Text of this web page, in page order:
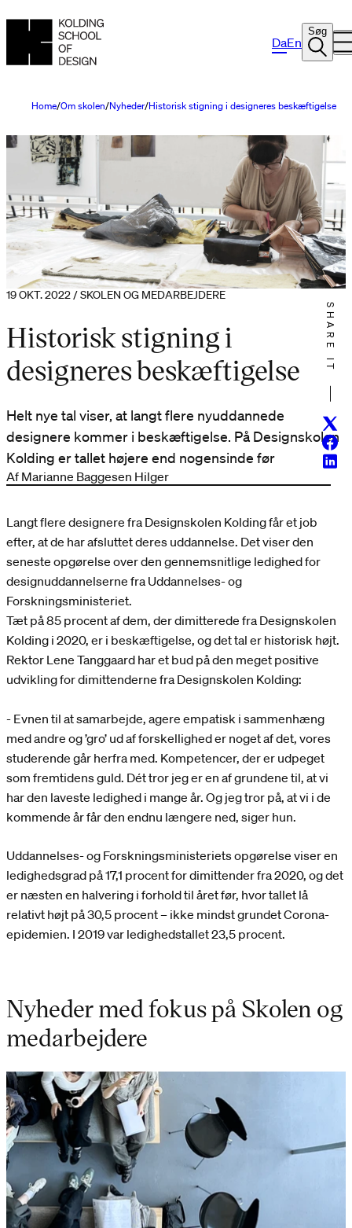
DaEn
Søg
Home Om skolen Nyheder Historisk stigning i designeres beskæftigelse
19 OKT. 2022 / SKOLEN OG MEDARBEJDERE
Historisk stigning i
designeres beskæftigelse
Helt nye tal viser, at langt flere nyuddannede
designere kommer i beskæftigelse. På Designskolen
Kolding er tallet højere end nogensinde før
Af Marianne Baggesen Hilger
SHARE IT
Langt flere designere fra Designskolen Kolding får et job
efter, at de har afsluttet deres uddannelse. Det viser den
seneste opgørelse over den gennemsnitlige ledighed for
designuddannelserne fra Uddannelses- og
Forskningsministeriet.
Tæt på 85 procent af dem, der dimitterede fra Designskolen
Kolding i 2020, er i beskæftigelse, og det tal er historisk højt.
Rektor Lene Tanggaard har et bud på den meget positive
udvikling for dimittenderne fra Designskolen Kolding:
- Evnen til at samarbejde, agere empatisk i sammenhæng
med andre og ’gro’ ud af forskellighed er noget af det, vores
studerende går herfra med. Kompetencer, der er udpeget
som fremtidens guld. Dét tror jeg er en af grundene til, at vi
har den laveste ledighed i mange år. Og jeg tror på, at vi i de
kommende år får den endnu længere ned, siger hun.
Uddannelses- og Forskningsministeriets opgørelse viser en
ledighedsgrad på 17,1 procent for dimittender fra 2020, og det
er næsten en halvering i forhold til året før, hvor tallet lå
relativt højt på 30,5 procent – ikke mindst grundet Corona-
epidemien. I 2019 var ledighedstallet 23,5 procent.
Nyheder med fokus på Skolen og
medarbejdere